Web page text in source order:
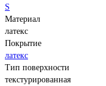
S
Материал
латекс
Покрытие
латекс
Тип поверхности
текстурированная